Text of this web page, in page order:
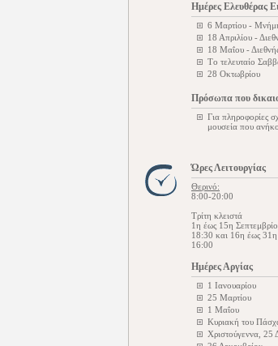
Ημέρες Ελευθέρας
6 Μαρτίου -
18 Απριλίου -
18 Μαΐου -
Tο τελευταίο
28 Οκτωβρίου
Πρόσωπα που
Για πληροφορίες
μουσεία που
Ώρες Λειτουργίας
Θερινό:
8:00-20:00
Τρίτη κλειστά
1η έως 15η
18:30 και 16η έως
16:00
Ημέρες Αργίας
1 Ιανουαρίου
25 Μαρτίου
1 Μαΐου
Κυριακή του
Χριστούγεννα, 25